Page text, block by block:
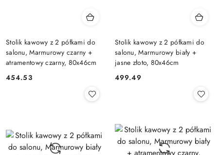
Stolik kawowy z 2 półkami do
salonu, Marmurowy czarny +
atramentowy czarny, 80x46cm
Cena:
454.53
Stolik kawowy z 2 półkami do
salonu, Marmurowy biały +
jasne złoto, 80x46cm
Cena:
499.49